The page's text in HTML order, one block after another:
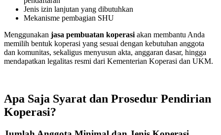
Jenis izin lanjutan yang dibutuhkan
Mekanisme pembagian SHU
Menggunakan jasa pembuatan koperasi akan membantu Anda
memilih bentuk koperasi yang sesuai dengan kebutuhan anggota
dan komunitas, sekaligus menyusun akta, anggaran dasar, hingga
mendapatkan legalitas resmi dari Kementerian Koperasi dan UKM.
Apa Saja Syarat dan Prosedur Pendirian
Koperasi?